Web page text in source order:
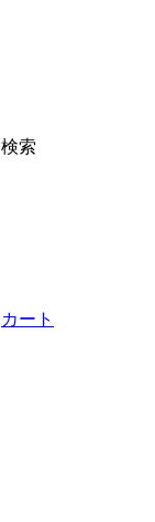
検索
カート